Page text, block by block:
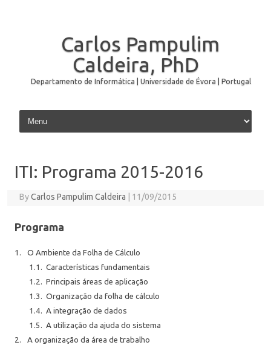
Carlos Pampulim
Caldeira, PhD
Departamento de Informática | Universidade de Évora | Portugal
Skip to content
ITI: Programa 2015-2016
ByCarlos Pampulim Caldeira 11/09/2015
Programa
1.
O Ambiente da Folha de Cálculo
1.1. Características fundamentais
1.2. Principais áreas de aplicação
1.3. Organização da folha de cálculo
1.4. A integração de dados
1.5. A utilização da ajuda do sistema
2.
A organização da área de trabalho